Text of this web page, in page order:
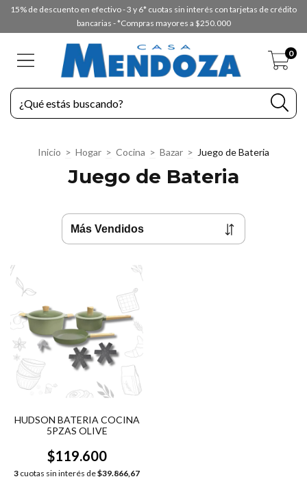
15% de descuento en efectivo - 3 y 6* cuotas sin interés con tarjetas de crédito
bancarias - *Compras mayores a $250.000
0
Inicio > Hogar > Cocina > Bazar > Juego de Bateria
Juego de Bateria
HUDSON BATERIA COCINA
5PZAS OLIVE
$119.600
3 cuotas sin interés de$39.866,67